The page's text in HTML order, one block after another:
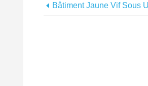
Bâtiment Jaune Vif Sous